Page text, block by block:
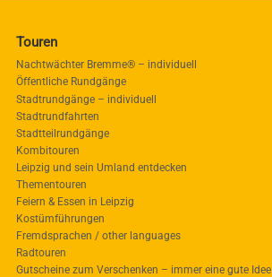
Touren
Nachtwächter Bremme® – individuell
Öffentliche Rundgänge
Stadtrundgänge – individuell
Stadtrundfahrten
Stadtteilrundgänge
Kombitouren
Leipzig und sein Umland entdecken
Thementouren
Feiern & Essen in Leipzig
Kostümführungen
Fremdsprachen / other languages
Radtouren
Gutscheine zum Verschenken – immer eine gute Idee